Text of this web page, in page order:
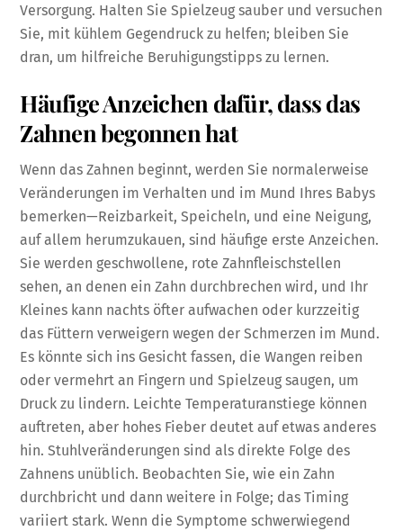
Versorgung. Halten Sie Spielzeug sauber und versuchen
Sie, mit kühlem Gegendruck zu helfen; bleiben Sie
dran, um hilfreiche Beruhigungstipps zu lernen.
Häufige Anzeichen dafür, dass das
Zahnen begonnen hat
Wenn das Zahnen beginnt, werden Sie normalerweise
Veränderungen im Verhalten und im Mund Ihres Babys
bemerken—Reizbarkeit, Speicheln, und eine Neigung,
auf allem herumzukauen, sind häufige erste Anzeichen.
Sie werden geschwollene, rote Zahnfleischstellen
sehen, an denen ein Zahn durchbrechen wird, und Ihr
Kleines kann nachts öfter aufwachen oder kurzzeitig
das Füttern verweigern wegen der Schmerzen im Mund.
Es könnte sich ins Gesicht fassen, die Wangen reiben
oder vermehrt an Fingern und Spielzeug saugen, um
Druck zu lindern. Leichte Temperaturanstiege können
auftreten, aber hohes Fieber deutet auf etwas anderes
hin. Stuhlveränderungen sind als direkte Folge des
Zahnens unüblich. Beobachten Sie, wie ein Zahn
durchbricht und dann weitere in Folge; das Timing
variiert stark. Wenn die Symptome schwerwiegend